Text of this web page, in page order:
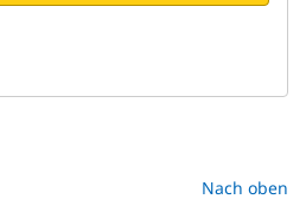
Nach oben